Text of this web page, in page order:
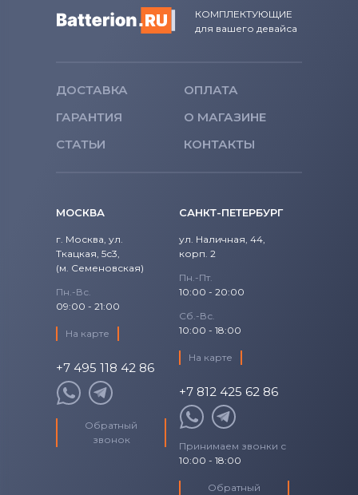
Блоки питания для мониторов
Все бренды
Блоки питания для мониторов
Универсальный
Блоки питания для мониторов
Siemens
Блоки питания для мониторов
Блоки питания для мониторов
BX2450
S19A450BR
S22B300H
S23A300B
S23A450B
S23B550V
S24A850DW
S27A850D
КОМПЛЕКТУЮЩИЕ
для вашего девайса
ДОСТАВКА
ОПЛАТА
ГАРАНТИЯ
О МАГАЗИНЕ
СТАТЬИ
КОНТАКТЫ
МОСКВА
г. Москва, ул.
Ткацкая, 5с3,
(м. Семеновская)
Пн.-Вс.
09:00 - 21:00
На карте
+7 495 118 42 86
Обратный
звонок
САНКТ-ПЕТЕРБУРГ
ул. Наличная, 44,
корп. 2
Пн.-Пт.
10:00 - 20:00
Сб.-Вс.
10:00 - 18:00
На карте
+7 812 425 62 86
Принимаем звонки с
10:00 - 18:00
Обратный